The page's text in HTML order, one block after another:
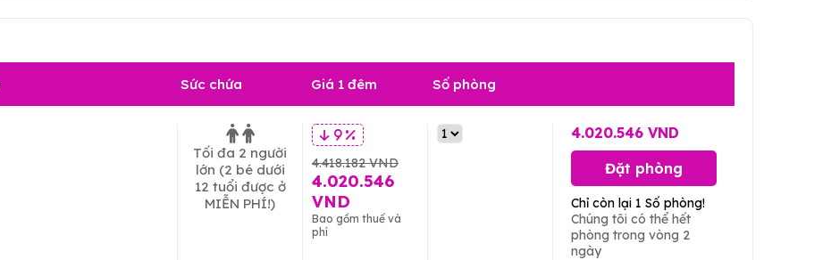
Sức chứa Giá 1 đêm Số phòng
Tối đa 2 người
lớn (2 bé dưới
12 tuổi được ở
MIỄN PHÍ!)
9 %
4.418.182 VND
4.020.546
VND
Bao gồm thuế và
phí
4.020.546 VND
Đặt phòng
Chỉ còn lại 1 Số phòng!
Chúng tôi có thể hết
phòng trong vòng 2
ngày